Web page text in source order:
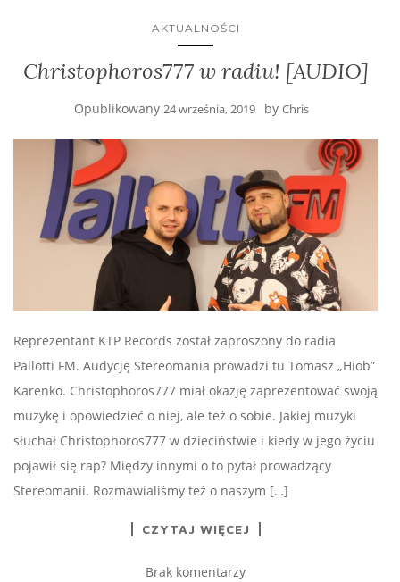
AKTUALNOŚCI
Christophoros777 w radiu! [AUDIO]
Opublikowany 24 września, 2019 by Chris
Reprezentant KTP Records został zaproszony do radia
Pallotti FM. Audycję Stereomania prowadzi tu Tomasz „Hiob”
Karenko. Christophoros777 miał okazję zaprezentować swoją
muzykę i opowiedzieć o niej, ale też o sobie. Jakiej muzyki
słuchał Christophoros777 w dzieciństwie i kiedy w jego życiu
pojawił się rap? Między innymi o to pytał prowadzący
Stereomanii. Rozmawialiśmy też o naszym […]
CZYTAJ WIĘCEJ
Brak komentarzy